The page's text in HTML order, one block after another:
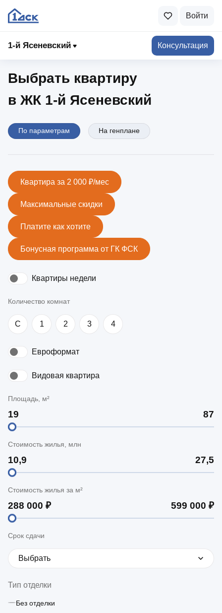
Войти
1-й Ясеневский Консультация
1‑й Ясеневский
Выбрать квартиру
в ЖК 1‑й Ясеневский
По параметрам На генплане
Квартира за 2 000 ₽/мес
Максимальные скидки
Платите как хотите
Бонусная программа от ГК ФСК
Квартиры недели
Количество комнат
C 1 2 3 4
Евроформат
Видовая квартира
Площадь, м²
Стоимость жилья, млн
Стоимость жилья за м²
Срок сдачи
Выбрать
Тип отделки
Без отделки